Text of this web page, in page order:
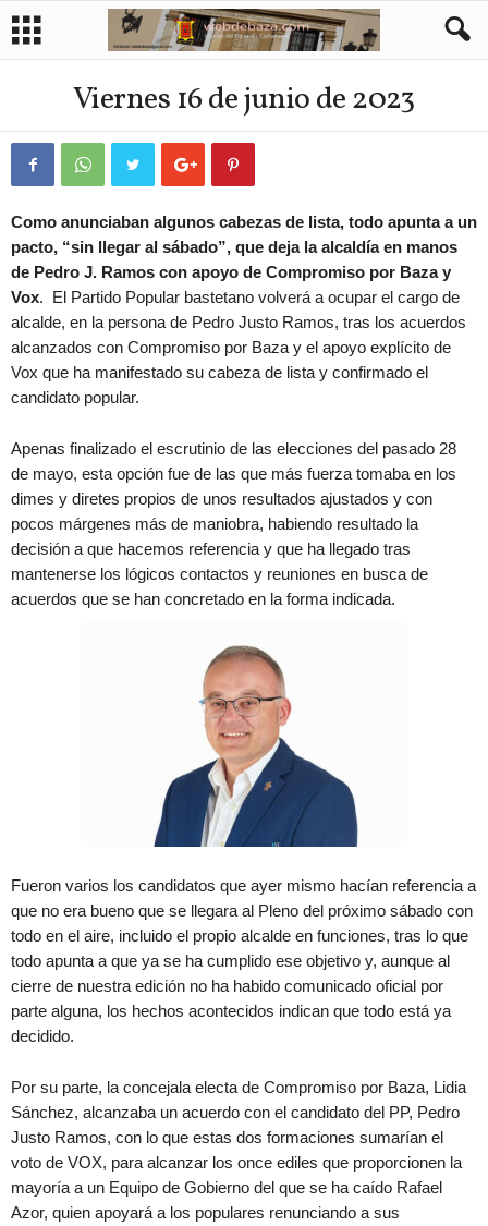
Viernes 16 de junio de 2023
Como anunciaban algunos cabezas de lista, todo apunta a un
pacto, “sin llegar al sábado”, que deja la alcaldía en manos
de Pedro J. Ramos con apoyo de Compromiso por Baza y
Vox. El Partido Popular bastetano volverá a ocupar el cargo de
alcalde, en la persona de Pedro Justo Ramos, tras los acuerdos
alcanzados con Compromiso por Baza y el apoyo explícito de
Vox que ha manifestado su cabeza de lista y confirmado el
candidato popular.
Apenas finalizado el escrutinio de las elecciones del pasado 28
de mayo, esta opción fue de las que más fuerza tomaba en los
dimes y diretes propios de unos resultados ajustados y con
pocos márgenes más de maniobra, habiendo resultado la
decisión a que hacemos referencia y que ha llegado tras
mantenerse los lógicos contactos y reuniones en busca de
acuerdos que se han concretado en la forma indicada.
Fueron varios los candidatos que ayer mismo hacían referencia a
que no era bueno que se llegara al Pleno del próximo sábado con
todo en el aire, incluido el propio alcalde en funciones, tras lo que
todo apunta a que ya se ha cumplido ese objetivo y, aunque al
cierre de nuestra edición no ha habido comunicado oficial por
parte alguna, los hechos acontecidos indican que todo está ya
decidido.
Por su parte, la concejala electa de Compromiso por Baza, Lidia
Sánchez, alcanzaba un acuerdo con el candidato del PP, Pedro
Justo Ramos, con lo que estas dos formaciones sumarían el
voto de VOX, para alcanzar los once ediles que proporcionen la
mayoría a un Equipo de Gobierno del que se ha caído Rafael
Azor, quien apoyará a los populares renunciando a sus